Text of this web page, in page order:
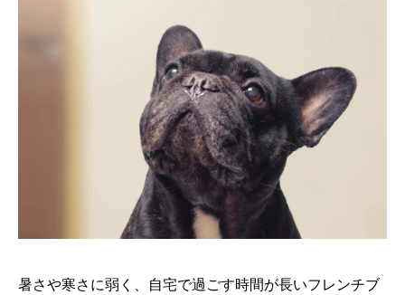
暑さや寒さに弱く、自宅で過ごす時間が長いフレンチブ